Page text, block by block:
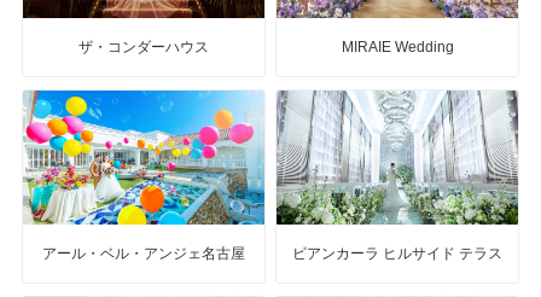
ザ・コンダーハウス MIRAIE Wedding
アール・ベル・アンジェ名古屋 ビアンカーラ ヒルサイド テラス